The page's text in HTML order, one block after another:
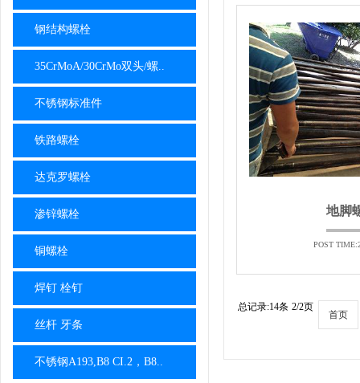
钢结构螺栓
35CrMoA/30CrMo双头/螺..
不锈钢标准件
铁路螺栓
达克罗螺栓
渗锌螺栓
铜螺栓
焊钉 栓钉
丝杆 牙条
不锈钢A193,B8 CI.2，B8..
地脚
POST
总记录:14条 2/2页
首页